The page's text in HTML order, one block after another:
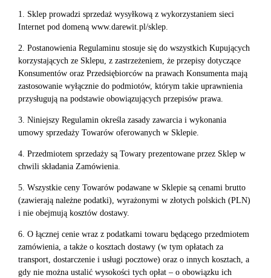
1. Sklep prowadzi sprzedaż wysyłkową z wykorzystaniem sieci
Internet pod domeną www.darewit.pl/sklep.
2. Postanowienia Regulaminu stosuje się do wszystkich Kupujących
korzystających ze Sklepu, z zastrzeżeniem, że przepisy dotyczące
Konsumentów oraz Przedsiębiorców na prawach Konsumenta mają
zastosowanie wyłącznie do podmiotów, którym takie uprawnienia
przysługują na podstawie obowiązujących przepisów prawa.
3. Niniejszy Regulamin określa zasady zawarcia i wykonania
umowy sprzedaży Towarów oferowanych w Sklepie.
4. Przedmiotem sprzedaży są Towary prezentowane przez Sklep w
chwili składania Zamówienia.
5. Wszystkie ceny Towarów podawane w Sklepie są cenami brutto
(zawierają należne podatki), wyrażonymi w złotych polskich (PLN)
i nie obejmują kosztów dostawy.
6. O łącznej cenie wraz z podatkami towaru będącego przedmiotem
zamówienia, a także o kosztach dostawy (w tym opłatach za
transport, dostarczenie i usługi pocztowe) oraz o innych kosztach, a
gdy nie można ustalić wysokości tych opłat – o obowiązku ich